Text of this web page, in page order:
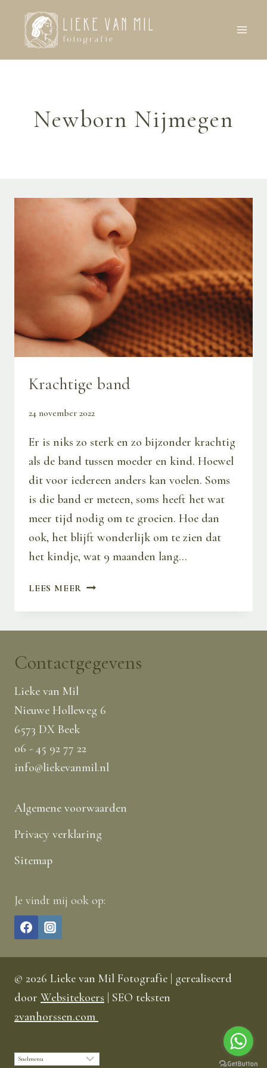
Doorgaan
inhoud
Newborn Nijmegen
Krachtige band
24 november 2022
Er is niks zo sterk en zo bijzonder krachtig
als de band tussen moeder en kind. Hoewel
dit voor iedereen anders kan voelen. Soms
is die band er meteen, soms heeft het wat
meer tijd nodig om te groeien. Hoe dan
ook, het blijft wonderlijk om te zien dat
het kindje, wat 9 maanden lang…
LEES MEER KRACHTIGE
Contactgegevens
Lieke van Mil
Nieuwe Holleweg 6
6573 DX Beek
06 - 45 92 77 22
info@liekevanmil.nl
Algemene voorwaarden
Privacy verklaring
Sitemap
Je vindt mij ook op:
© 2026 Lieke van Mil Fotografie | gerealiseerd
door Websitekoers | SEO teksten
2vanhorssen.com